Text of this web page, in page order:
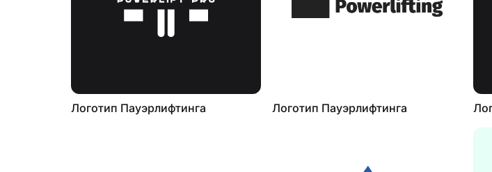
Логотип Пауэрлифтинга Логотип Пауэрлифтинга